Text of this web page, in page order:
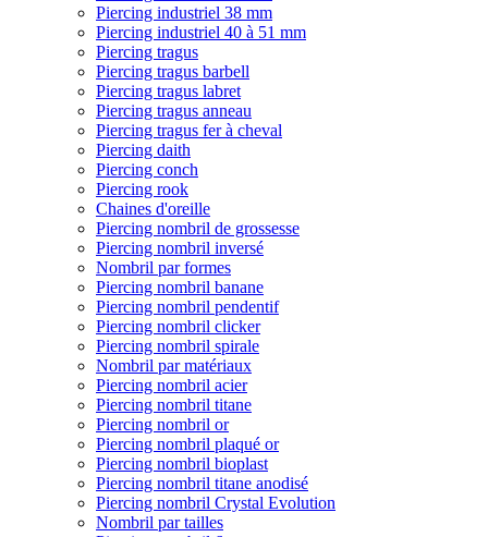
Piercing industriel 38 mm
Piercing industriel 40 à 51 mm
Piercing tragus
Piercing tragus barbell
Piercing tragus labret
Piercing tragus anneau
Piercing tragus fer à cheval
Piercing daith
Piercing conch
Piercing rook
Chaines d'oreille
Piercing nombril de grossesse
Piercing nombril inversé
Nombril par formes
Piercing nombril banane
Piercing nombril pendentif
Piercing nombril clicker
Piercing nombril spirale
Nombril par matériaux
Piercing nombril acier
Piercing nombril titane
Piercing nombril or
Piercing nombril plaqué or
Piercing nombril bioplast
Piercing nombril titane anodisé
Piercing nombril Crystal Evolution
Nombril par tailles